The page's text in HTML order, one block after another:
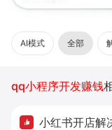
AI模式 全部
qq小程序开发赚钱
小红书开店解